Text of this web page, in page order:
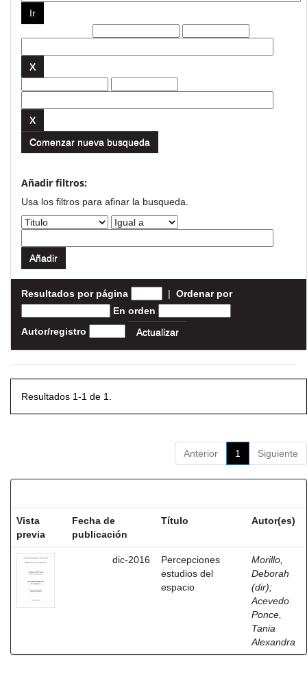
Comenzar nueva busqueda
Añadir filtros:
Usa los filtros para afinar la busqueda.
Resultados por página | Ordenar por
En orden
Autor/registro
Resultados 1-1 de 1.
Anterior 1 Siguiente
Vista
previa
Fecha de
publicación
Título Autor(es)
dic-2016
Percepciones
estudios del
espacio
Morillo,
Deborah
(dir);
Acevedo
Ponce,
Tania
Alexandra